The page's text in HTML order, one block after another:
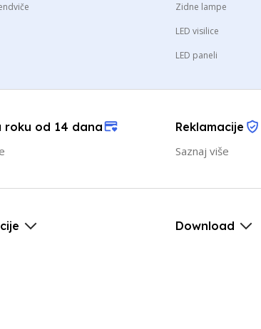
Zidne lampe
LED visilice
LED paneli
roku od 14 dana
Reklamacije
Saznaj više
Download